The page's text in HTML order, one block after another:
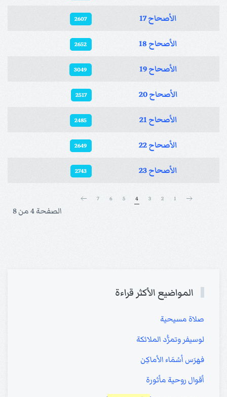
الأصحاح 17 2607
الأصحاح 18 2652
الأصحاح 19 3049
الأصحاح 20 2517
الأصحاح 21 2485
الأصحاح 22 2649
الأصحاح 23 2743
الصفحة 4 من 8
1
2
3
4
5
6
7
المواضيع الأكثر قراءة
صلاة مسيحية
لوسيفر وتمرُّد الملائكة
فهرَس أسْمَاء الأماكِن
أقوال روحية مأثورة